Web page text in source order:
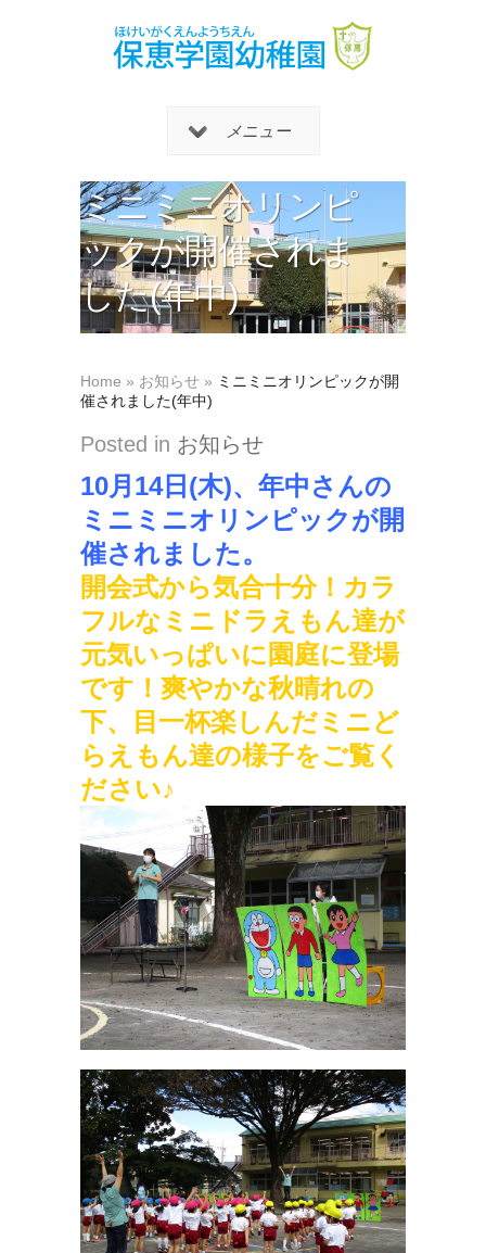
メニュー
ミニミニオリンピ
ックが開催されま
した(年中)
Home » お知らせ » ミニミニオリンピックが開
催されました(年中)
Posted in お知らせ
10月14日(木)、年中さんの
ミニミニオリンピックが開
催されました。
開会式から気合十分！ カラ
フルなミニドラえもん達が
元気いっぱいに園庭に登場
です！爽やかな秋晴れの
下、目一杯楽しんだミニど
らえもん達の様子をご覧く
ださい♪